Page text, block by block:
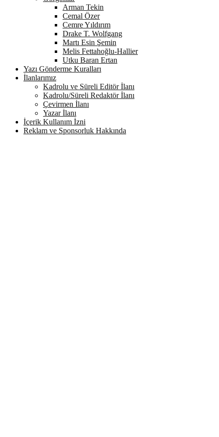
Arman Tekin
Cemal Özer
Cemre Yıldırım
Drake T. Wolfgang
Martı Esin Şemin
Melis Fettahoğlu-Hallier
Utku Baran Ertan
Yazı Gönderme Kuralları
İlanlarımız
Kadrolu ve Süreli Editör İlanı
Kadrolu/Süreli Redaktör İlanı
Çevirmen İlanı
Yazar İlanı
İçerik Kullanım İzni
Reklam ve Sponsorluk Hakkında